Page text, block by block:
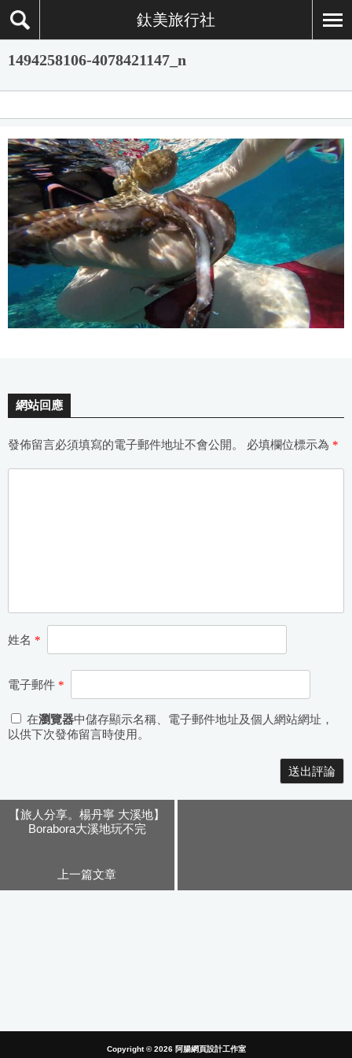
鈦美旅行社
1494258106-4078421147_n
網站回應
發佈留言必須填寫的電子郵件地址不會公開。 必填欄位標示為 *
姓名 *
電子郵件 *
在瀏覽器中儲存顯示名稱、電子郵件地址及個人網站網址，
以供下次發佈留言時使用。
【旅人分享。楊丹寧 大溪地】
Borabora大溪地玩不完
上一篇文章
Copyright © 2026 阿腸網頁設計工作室